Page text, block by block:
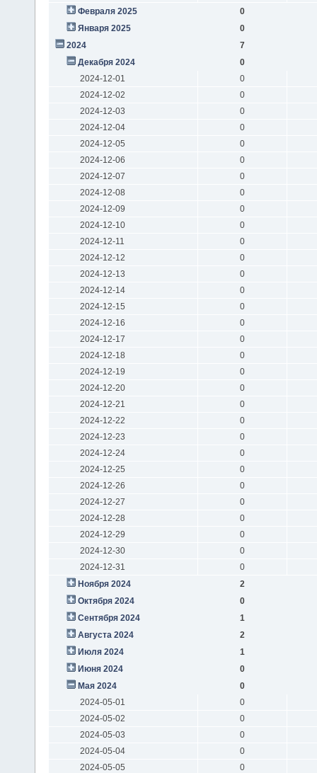
Февраля 2025
0
Января 2025
0
2024
7
Декабря 2024
0
2024-12-01
0
2024-12-02
0
2024-12-03
0
2024-12-04
0
2024-12-05
0
2024-12-06
0
2024-12-07
0
2024-12-08
0
2024-12-09
0
2024-12-10
0
2024-12-11
0
2024-12-12
0
2024-12-13
0
2024-12-14
0
2024-12-15
0
2024-12-16
0
2024-12-17
0
2024-12-18
0
2024-12-19
0
2024-12-20
0
2024-12-21
0
2024-12-22
0
2024-12-23
0
2024-12-24
0
2024-12-25
0
2024-12-26
0
2024-12-27
0
2024-12-28
0
2024-12-29
0
2024-12-30
0
2024-12-31
0
Ноября 2024
2
Октября 2024
0
Сентября 2024
1
Августа 2024
2
Июля 2024
1
Июня 2024
0
Мая 2024
0
2024-05-01
0
2024-05-02
0
2024-05-03
0
2024-05-04
0
2024-05-05
0